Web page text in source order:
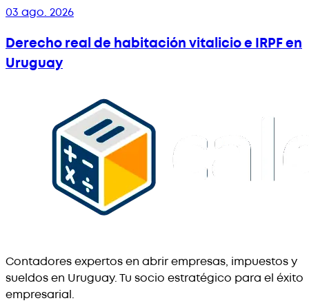
03 ago. 2026
Derecho real de habitación vitalicio e IRPF en
Uruguay
Contadores expertos en abrir empresas, impuestos y
sueldos en Uruguay. Tu socio estratégico para el éxito
empresarial.